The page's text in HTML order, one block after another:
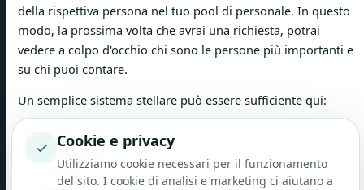
della rispettiva persona nel tuo pool di personale. In questo
modo, la prossima volta che avrai una richiesta, potrai
vedere a colpo d'occhio chi sono le persone più importanti e
su chi puoi contare.
Un semplice sistema stellare può essere sufficiente qui:
Eccellente, sempre felice!
4 stelle:Affidabile e buono.
3 stelle:Solido, ma con piccoli punti deboli.
✓ Cookie e privacy
Utilizziamo cookie necessari per il funzionamento
del sito. I cookie di analisi e marketing ci aiutano a